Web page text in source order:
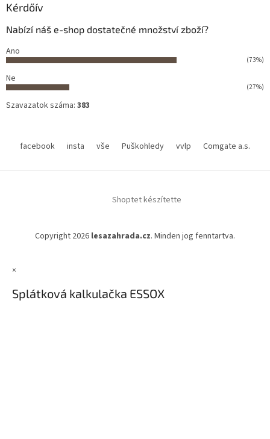
Kérdőív
Nabízí náš e-shop dostatečné množství zboží?
Ano
(73%)
Ne
(27%)
Szavazatok száma: 383
facebook insta vše Puškohledy vvlp Comgate a.s.
Shoptet készítette
Copyright 2026 lesazahrada.cz. Minden jog fenntartva.
×
Splátková kalkulačka ESSOX